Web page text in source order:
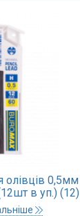
олівців 0,5мм
в уп.) (12)